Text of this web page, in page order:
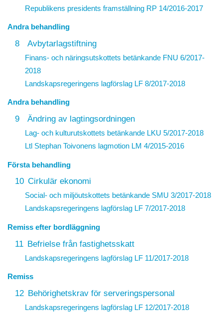
Republikens presidents framställning RP 14/2016-2017
Andra behandling
8 Avbytarlagstiftning
Finans- och näringsutskottets betänkande FNU 6/2017-
2018
Landskapsregeringens lagförslag LF 8/2017-2018
Andra behandling
9 Ändring av lagtingsordningen
Lag- och kulturutskottets betänkande LKU 5/2017-2018
Ltl Stephan Toivonens lagmotion LM 4/2015-2016
Första behandling
10 Cirkulär ekonomi
Social- och miljöutskottets betänkande SMU 3/2017-2018
Landskapsregeringens lagförslag LF 7/2017-2018
Remiss efter bordläggning
11 Befrielse från fastighetsskatt
Landskapsregeringens lagförslag LF 11/2017-2018
Remiss
12 Behörighetskrav för serveringspersonal
Landskapsregeringens lagförslag LF 12/2017-2018